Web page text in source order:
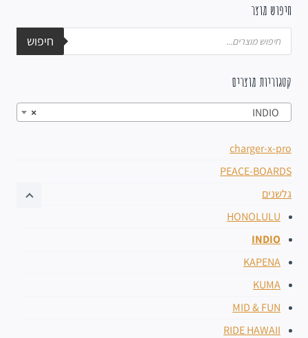
חיפוש מוצר
חיפוש
קטגוריות מוצרים
×
charger-x-pro
PEACE-BOARDS
גלשנים
HONOLULU
INDIO
KAPENA
KUMA
MID & FUN
RIDE HAWAII